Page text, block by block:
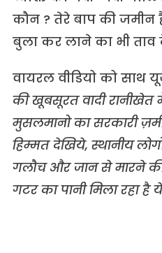
कौन ? तेरे बाप की जमीन
बुला कर लाने का भी ताव
वायरल वीडियो को साथ
की खूबसूरत वादी रानीखेत
मुसलमानो का सरकारी
हिम्मत देखिये, स्थानीय
गलौच और जान से मारने
गटर का पानी मिला रहा है